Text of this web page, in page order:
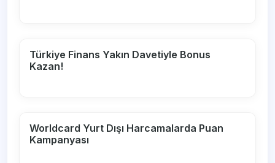
Türkiye Finans Yakın Davetiyle Bonus
Kazan!
Worldcard Yurt Dışı Harcamalarda Puan
Kampanyası